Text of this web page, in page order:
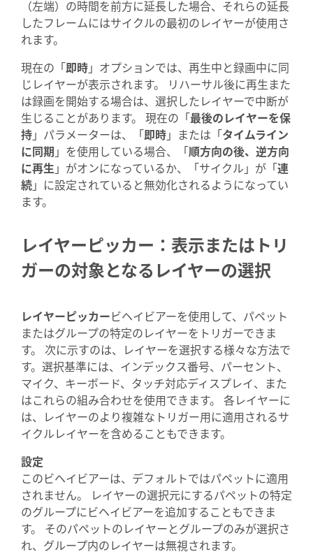
（左端）の時間を前方に延長した場合、それらの延長
したフレームにはサイクルの最初のレイヤーが使用さ
れます。
現在の「即時」オプションでは、再生中と録画中に同
じレイヤーが表示されます。 リハーサル後に再生また
は録画を開始する場合は、選択したレイヤーで中断が
生じることがあります。 現在の「最後のレイヤーを保
持」パラメーターは、「即時」または「タイムライン
に同期 」を使用している場合、「順方向の後、 逆方向
に再生 」がオンになっているか、「サイクル」が「連
続」に設定されていると無効化されるようになってい
ます。
レイヤーピッカー：表示またはトリ
ガーの対象となるレイヤーの選択
レイヤーピッカービヘイビアーを使用して、パペット
またはグループの特定のレイヤーをトリガーできま
す。 次に示すのは、レイヤーを選択する様々な方法で
す。選択基準には、インデックス番号、パーセント、
マイク、キーボード、タッチ対応ディスプレイ、また
はこれらの組み合わせを使用できます。 各レイヤーに
は、レイヤーのより複雑なトリガー用に適用されるサ
イクルレイヤーを含めることもできます。
設定
このビヘイビアーは、デフォルトではパペットに適用
されません。 レイヤーの選択元にするパペットの特定
のグループにビヘイビアーを追加することもできま
す。 そのパペットのレイヤーとグループのみが選択さ
れ、グループ内のレイヤーは無視されます。